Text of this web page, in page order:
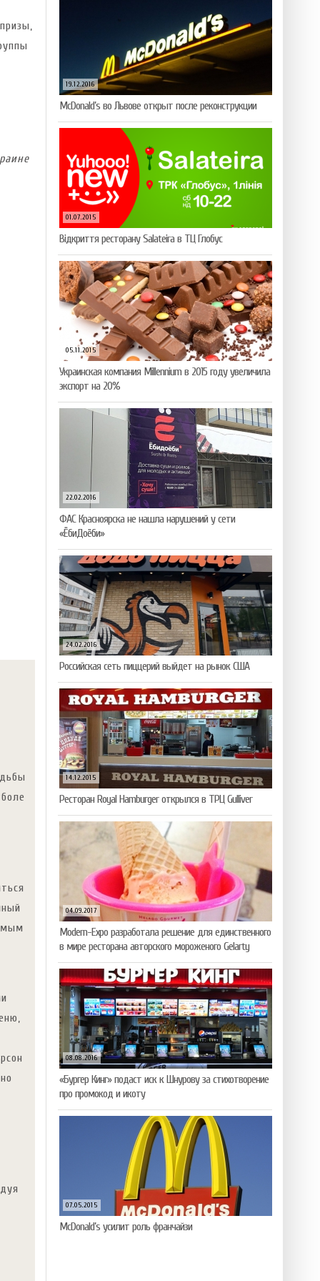
19.12.2016
McDonald’s во Львове открыт после реконструкции
01.07.2015
Відкриття ресторану Salateirа в ТЦ Глобус
05.11.2015
Украинская компания Millennium в 2015 году увеличила
экспорт на 20%
22.02.2016
ФАС Красноярска не нашла нарушений у сети
«ЁбиДоёби»
24.02.2016
Российская сеть пиццерий выйдет на рынок США
14.12.2015
Ресторан Royal Hamburger открылся в ТРЦ Gulliver
04.09.2017
Modern-Expo разработала решение для единственного
в мире ресторана авторского мороженого Gelarty
08.08.2016
«Бургер Кинг» подаст иск к Шнурову за стихотворение
про промокод и икоту
07.05.2015
McDonald’s усилит роль франчайзи